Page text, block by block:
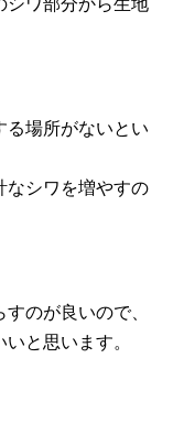
シワ部分から生地
る場所がないとい
なシワを増やすの
のが良いので、
と思います。